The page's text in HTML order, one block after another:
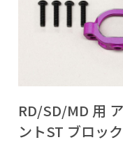
RD/SD/MD 用
ントST ブロッ